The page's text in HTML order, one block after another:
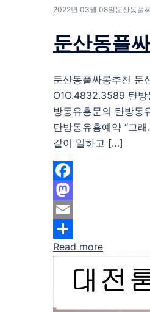
2022년 03월 08일 둔산동풀
둔산동풀
둔산동풀싸롱추천 둔
O1O.4832.3589 탄
방동유흥문의 탄방동
탄방동유흥예약 “그
같이 일하고 […]
Facebook
Mastodon
Email
Share
Read more